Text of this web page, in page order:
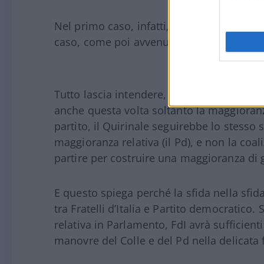
Nel primo caso, infatti, avrebbe rischiato
caso, come poi avvenuto, è risultato
Tutto lascia intendere, dunque, che nel
anche questa volta soltanto la
partito, il Quirinale seguirebbe lo stesso
maggioranza relativa (il Pd), e non la
partire per costruire una maggioranza di
E questo spiega perché la sfida nella
tra Fratelli d’Italia e Partito
relativa in Parlamento, FdI avrà
manovre del Colle e del Pd nella